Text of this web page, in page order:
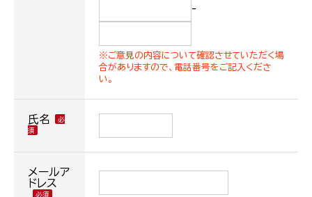
-
※ご意見の内容について確認させていただく場
合がありますので、電話番号をご記入くださ
い。
氏名
メールア
ドレス